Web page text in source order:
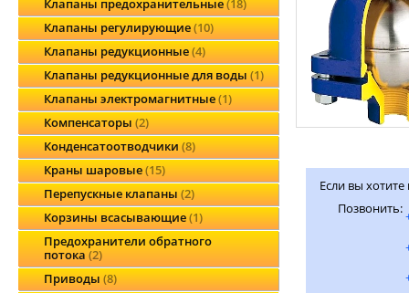
Клапаны предохранительные 18
Клапаны регулирующие 10
Клапаны редукционные 4
Клапаны редукционные для воды 1
Клапаны электромагнитные 1
Компенсаторы 2
Конденсатоотводчики 8
Краны шаровые 15
Перепускные клапаны 2
Корзины всасывающие 1
Предохранители обратного
потока 2
Приводы 8
Если вы
Позвонить: